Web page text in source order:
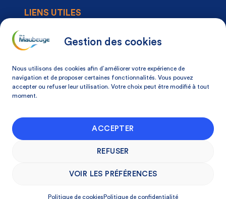
Gestion des cookies
Nous utilisons des cookies afin d’améliorer votre expérience de
navigation et de proposer certaines fonctionnalités. Vous pouvez
accepter ou refuser leur utilisation. Votre choix peut être modifié à tout
moment.
ACCEPTER
REFUSER
VOIR LES PRÉFÉRENCES
Politique de cookies Politique de confidentialité
LIENS UTILES
Actualités
Articles à la une
Mon espace citoyen
Mon avis, ma ville
NOS COORDONNÉES
Maubeuge, France